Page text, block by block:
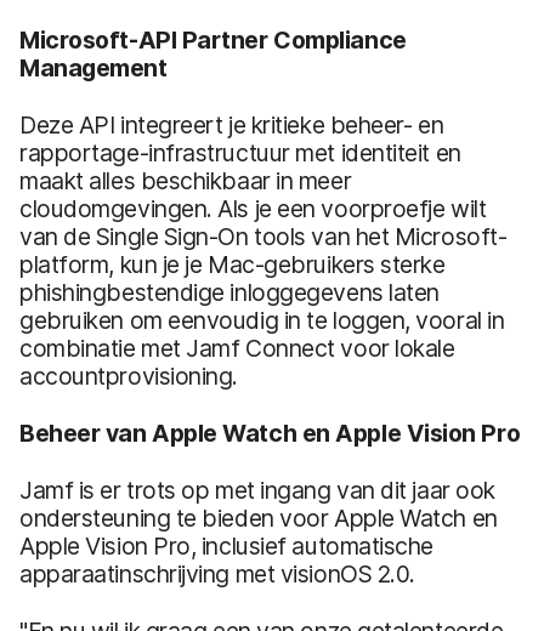
Microsoft-API Partner Compliance
Management
Deze API integreert je kritieke beheer- en
rapportage-infrastructuur met identiteit en
maakt alles beschikbaar in meer
cloudomgevingen. Als je een voorproefje wilt
van de Single Sign-On tools van het Microsoft-
platform, kun je je Mac-gebruikers sterke
phishingbestendige inloggegevens laten
gebruiken om eenvoudig in te loggen, vooral in
combinatie met Jamf Connect voor lokale
accountprovisioning.
Beheer van Apple Watch en Apple Vision Pro
Jamf is er trots op met ingang van dit jaar ook
ondersteuning te bieden voor Apple Watch en
Apple Vision Pro, inclusief automatische
apparaatinschrijving met visionOS 2.0.